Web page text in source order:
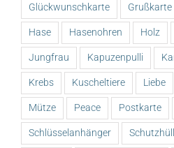
Glückwunschkarte Grußkarte
Hase Hasenohren Holz
Jungfrau Kapuzenpulli
Krebs Kuscheltiere Liebe
Mütze Peace Postkarte
Schlüsselanhänger